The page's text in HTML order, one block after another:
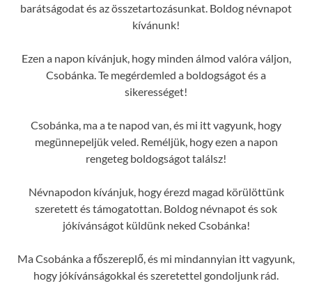
barátságodat és az összetartozásunkat. Boldog névnapot
kívánunk!
Ezen a napon kívánjuk, hogy minden álmod valóra váljon,
Csobánka. Te megérdemled a boldogságot és a
sikerességet!
Csobánka, ma a te napod van, és mi itt vagyunk, hogy
megünnepeljük veled. Reméljük, hogy ezen a napon
rengeteg boldogságot találsz!
Névnapodon kívánjuk, hogy érezd magad körülöttünk
szeretett és támogatottan. Boldog névnapot és sok
jókívánságot küldünk neked Csobánka!
Ma Csobánka a főszereplő, és mi mindannyian itt vagyunk,
hogy jókívánságokkal és szeretettel gondoljunk rád.